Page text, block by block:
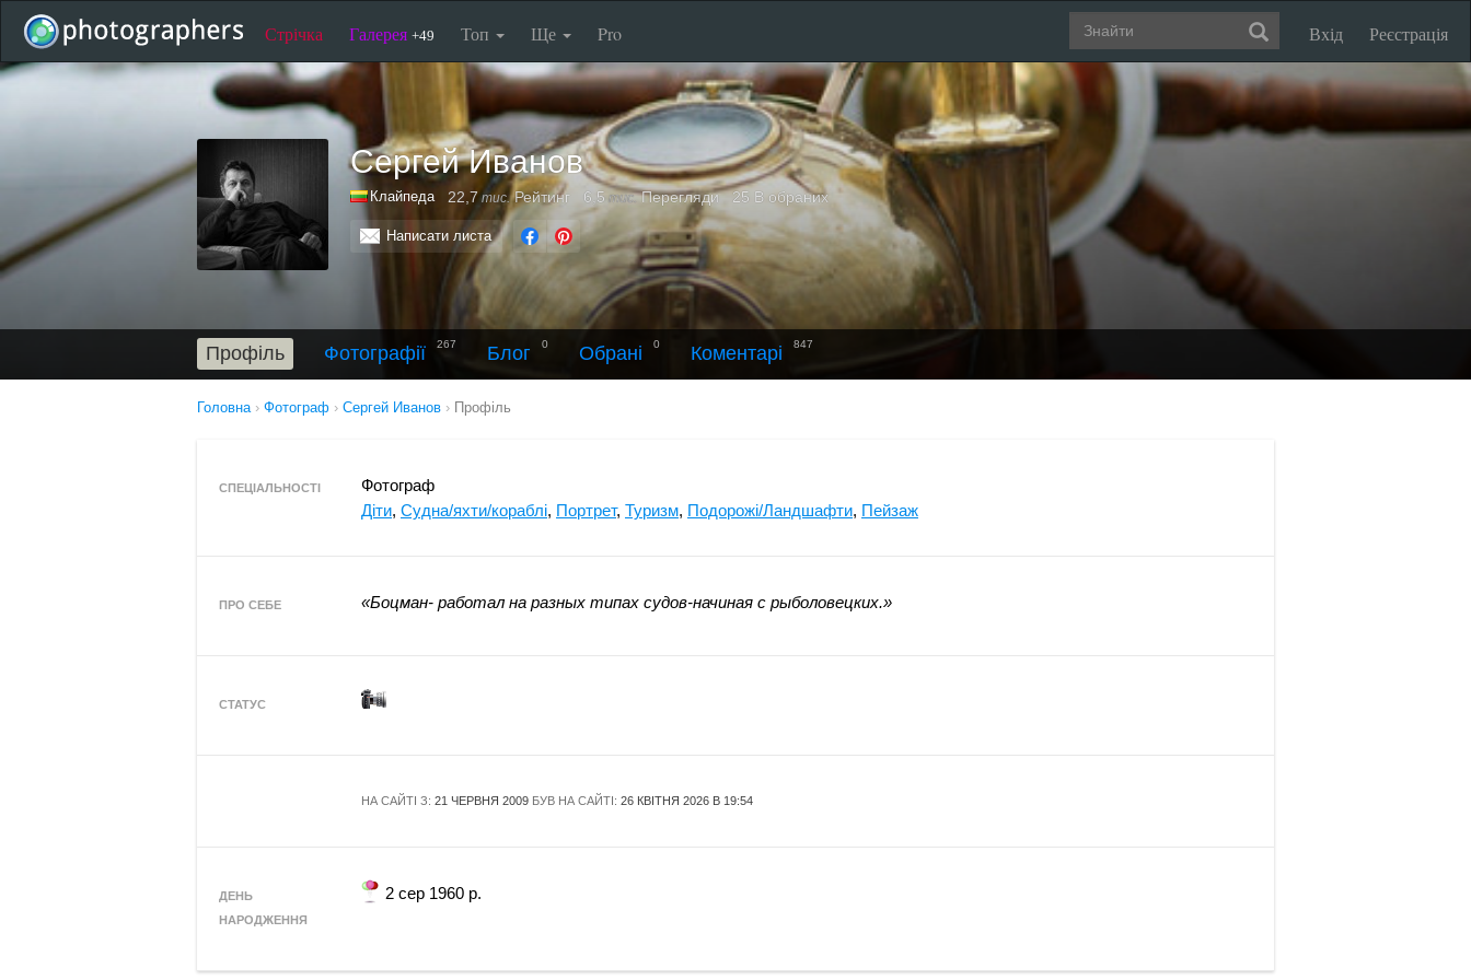
Стрічка Галерея +49 Топ Ще Pro Вхід Реєстрація
Сергей Иванов
Клайпеда 22,7тис.Рейтинг 6,5 тис.Перегляди 25 В обраних
Написати листа
Профіль Фотографії 267 Блог 0 Обрані 0 Коментарі 847
Головна› Фотограф › Сергей Иванов › Профіль
СПЕЦІАЛЬНОСТІ
Фотограф
Діти, Судна/яхти/кораблі, Портрет, Туризм, Подорожі/Ландшафти, Пейзаж
ПРО СЕБЕ «Боцман- работал на разных типах судов-начиная с рыболовецких.»
СТАТУС
НА САЙТІ З: 21 ЧЕРВНЯ 2009 БУВ НА САЙТІ: 26 КВІТНЯ 2026 В 19:54
ДЕНЬ
НАРОДЖЕННЯ
2 сер 1960 р.